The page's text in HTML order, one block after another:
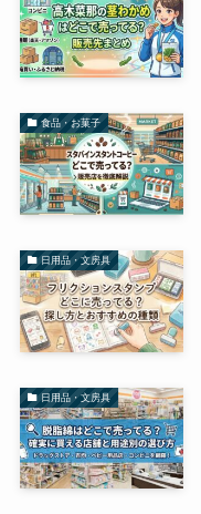
食品・お菓子
日用品・文房具
日用品・文房具